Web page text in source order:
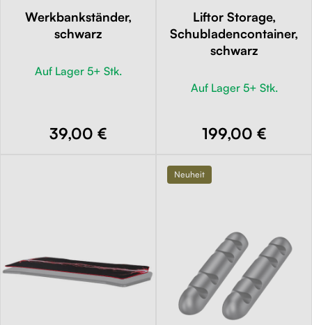
Werkbankständer,
schwarz
Auf Lager 5+ Stk.
39,00 €
Liftor Storage,
Schubladencontainer,
schwarz
Auf Lager 5+ Stk.
199,00 €
Neuheit